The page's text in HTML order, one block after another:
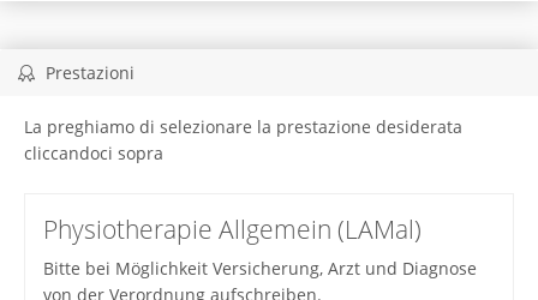
Prestazioni
La preghiamo di selezionare la prestazione desiderata
cliccandoci sopra
Physiotherapie Allgemein (LAMal)
Bitte bei Möglichkeit Versicherung, Arzt und Diagnose
von der Verordnung aufschreiben.